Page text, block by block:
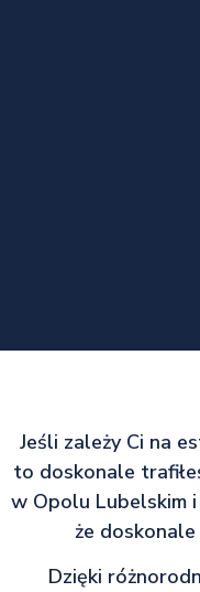
Jeśli zależy Ci na
to doskonale
w Opolu Lubelskim
że
Dzięki